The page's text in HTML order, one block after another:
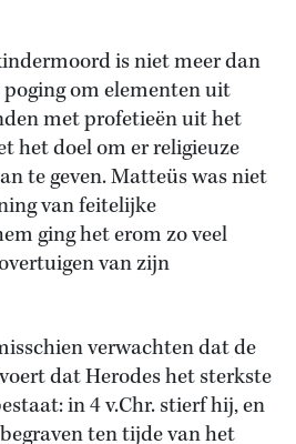
is niet meer dan
om elementen uit
met profetieën uit het
het doel om er religieuze
te geven. Matteüs was niet
van feitelijke
ging het erom zo veel
van zijn
verwachten dat de
dat Herodes het sterkste
in 4 v.Chr. stierf hij, en
ten tijde van het